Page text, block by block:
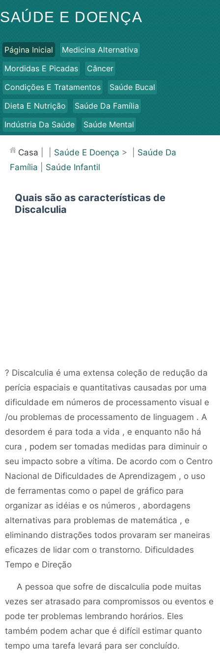
SAÚDE E DOENÇA
Página Inicial
Medicina Alternativa
Mordidas E Picadas
Câncer
Condições E Tratamentos
Saúde Bucal
Dieta E Nutrição
Saúde Da Família
Indústria Da Saúde
Saúde Mental
Saúde
Casa Saúde E Doença > | Saúde Da
Família
Saúde Infantil
Quais são as características de
Discalculia
? Discalculia é uma extensa coleção de redução da
perícia espaciais e quantitativas causadas por uma
dificuldade em números de processamento visual e
/ou problemas de processamento de linguagem . A
desordem é para toda a vida , e enquanto não há
cura , podem ser tomadas medidas para diminuir o
seu impacto sobre a vítima. De acordo com o Centro
Nacional de Dificuldades de Aprendizagem , o uso
de ferramentas como o papel de gráfico para
organizar as idéias e os números , abordagens
alternativas para problemas de matemática , e
eliminando distrações todos provaram ser maneiras
eficazes de lidar com o transtorno. Dificuldades
Tempo e Direção
A pessoa que sofre de discalculia pode muitas
vezes ser atrasado para compromissos ou eventos e
pode ter problemas lembrando horários. Eles
também podem achar que é difícil estimar quanto
tempo uma tarefa levará para ser concluído.